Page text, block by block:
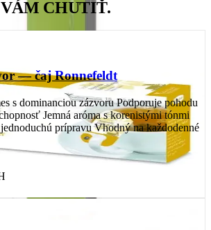
CHUTIŤ.
— čaj Ronnefeldt
s dominanciou zázvoru Podporuje pohodu
Jemná aróma s korenistými tónmi
prípravu Vhodný na každodenné